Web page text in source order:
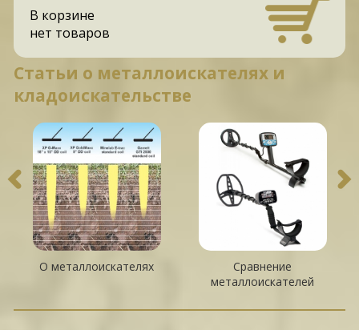
В корзине
нет товаров
Статьи о металлоискателях и
кладоискательстве
О металлоискателях
Сравнение
металлоискателей